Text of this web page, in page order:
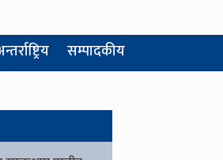
सम्पादकीय